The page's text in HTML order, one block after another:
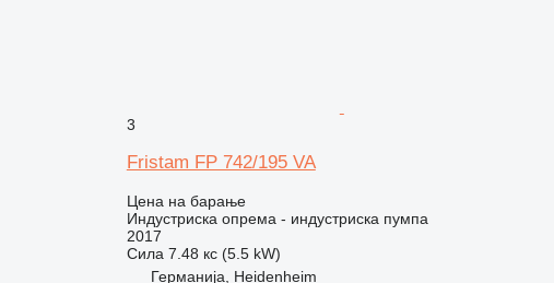
3
Fristam FP 742/195 VA
Цена на барање
Индустриска опрема - индустриска пумпа
2017
Сила 7.48 кс (5.5 kW)
Германија, Heidenheim